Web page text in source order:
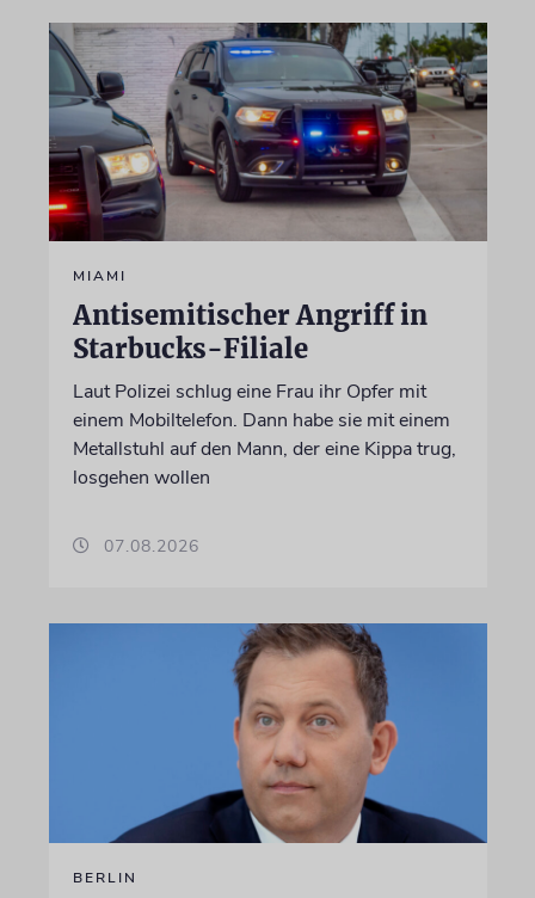
MIAMI
Antisemitischer Angriff in
Starbucks-Filiale
Laut Polizei schlug eine Frau ihr Opfer mit
einem Mobiltelefon. Dann habe sie mit einem
Metallstuhl auf den Mann, der eine Kippa trug,
losgehen wollen
07.08.2026
BERLIN